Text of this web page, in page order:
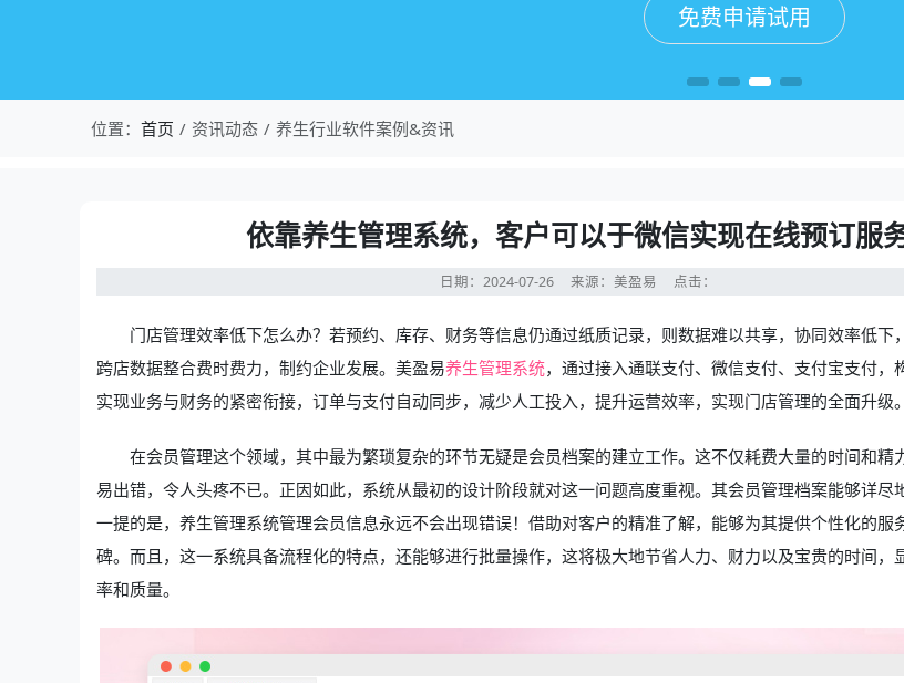
免费申请试用
免费申请试用
免费申请试用
免费申请试用
位置： 首页 资讯动态 养生行业软件案例&资讯
依靠养生管理系统，客户可以于微信实现在线预订服
日期：2024-07-26 来源：美盈易 点击：
门店管理效率低下怎么办？若预约、库存、财务等信息仍通过纸质记录，则数据难以共享，协同效率低下
跨店数据整合费时费力，制约企业发展。美盈易养生管理系统，通过接入通联支付、微信支付、支付宝支付，
实现业务与财务的紧密衔接，订单与支付自动同步，减少人工投入，提升运营效率，实现门店管理的全面升级。
在会员管理这个领域，其中最为繁琐复杂的环节无疑是会员档案的建立工作。这不仅耗费大量的时间和精
易出错，令人头疼不已。正因如此，系统从最初的设计阶段就对这一问题高度重视。其会员管理档案能够详尽
一提的是，养生管理系统管理会员信息永远不会出现错误！借助对客户的精准了解，能够为其提供个性化的服
碑。而且，这一系统具备流程化的特点，还能够进行批量操作，这将极大地节省人力、财力以及宝贵的时间，
率和质量。